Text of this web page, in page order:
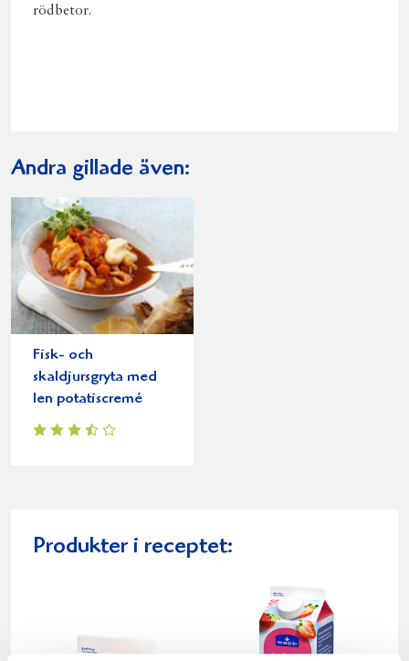
rödbetor.
Andra gillade även:
Fisk- och
skaldjursgryta med
len potatiscremé
Produkter i receptet: